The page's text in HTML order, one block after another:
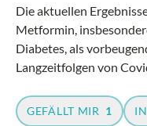
Die aktuellen
Metformin,
Diabetes, als
Langzeitfolgen von
GEFÄLLT MIR 1